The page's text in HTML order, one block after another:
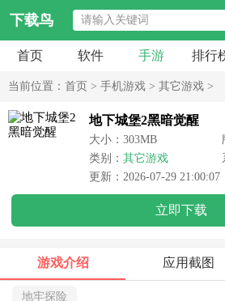
下载鸟
首页 软件 手游 排行
当前位置： 首页 > 手机游戏 > 其它游戏 >
地下城堡2黑暗觉醒
大小：303MB
类别： 其它游戏
更新：2026-07-29 21:00:07
立即下载
游戏介绍 应用截图
地牢探险